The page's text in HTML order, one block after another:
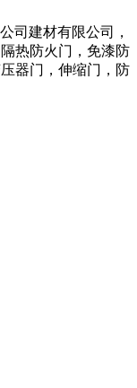
司建材有限公司，
热防火门，免漆防
器门，伸缩门，防